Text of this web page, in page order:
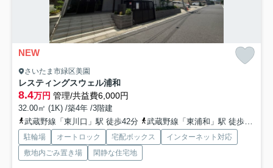
NEW
さいたま市緑区美園
レスティングスウェル浦和
8.4万円 管理/共益費6,000円
32.00㎡ (1K) /築4年 /3階建
武蔵野線「東川口」駅 徒歩42分
武蔵野線「東浦和」駅 徒歩69分
駐輪場 オートロック 宅配ボックス
インターネット対応
敷地内ごみ置き場
閑静な住宅地